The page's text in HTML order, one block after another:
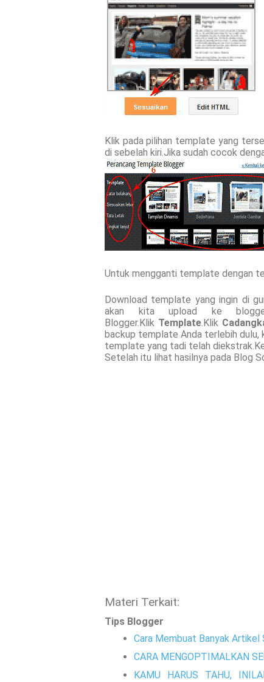
Klik pada pilihan template yang
di sebelah kiri.Jika sudah cocok
Untuk mengganti template dengan
Download template yang ingin di
akan kita upload ke
Blogger.Klik Template .Klik
backup template Anda terlebih dulu,
template yang tadi telah
Setelah itu lihat hasilnya pada Blog
Materi Terkait:
Tips Blogger
Cara Membuat Banyak Artikel
CARA MENGOPTIMALKAN
KAMU HARUS TAHU,